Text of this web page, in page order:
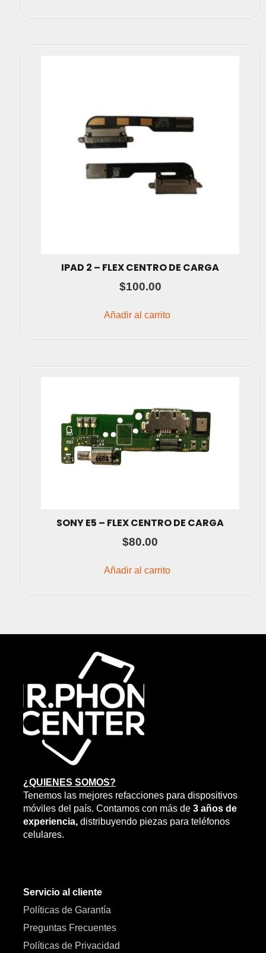
IPAD 2 – FLEX CENTRO DE CARGA
$100.00
Añadir al carrito
SONY E5 – FLEX CENTRO DE CARGA
$80.00
Añadir al carrito
¿QUIENES SOMOS?
Tenemos las mejores refacciones para dispositivos
móviles del país. Contamos con más de 3 años de
experiencia, distribuyendo piezas para teléfonos
celulares.
Servicio al cliente
Políticas de Garantía
Preguntas Frecuentes
Políticas de Privacidad